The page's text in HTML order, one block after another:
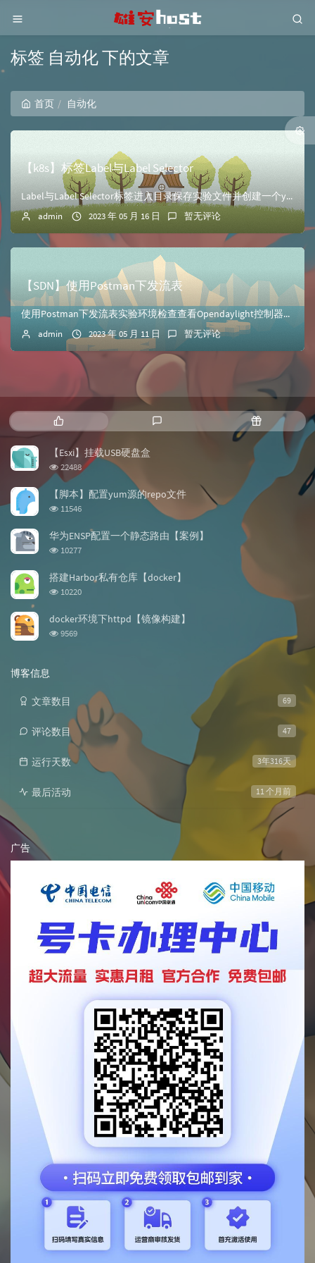
标签 自动化 下的文章
首页 自动化
【k8s】标签Label与Label Selector
Label与Label Selector标签进入目录保存实验文件并创建一个yaml使用多个标签[root@master tz123]# cd /root/...
admin 2023 年 05 月 16 日 暂无评论
【SDN】使用Postman下发流表
使用Postman下发流表实验环境检查查看Opendaylight控制器登陆Opendaylight控制器，在查看控制器主机的6633端口监听状态root...
admin 2023 年 05 月 11 日 暂无评论
热
门
文
新
随
机
【Esxi】挂载USB硬盘盒
浏
览
次
数:
22488
【脚本】配置yum源的repo文件
浏
次
数:
11546
华为ENSP配置一个静态路由【案例】
浏
次
数:
10277
搭建Harbor私有仓库【docker】
浏
次
10220
docker环境下httpd【镜像构建】
浏
9569
博客信息
69
文章数目
47
评论数目
3年316天
运行天数
11 个月前
最后活动
广告